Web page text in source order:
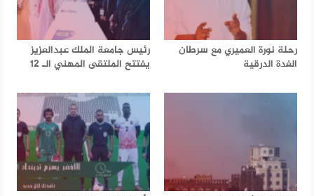
رحلة نورة العميري مع سرطان
الغدة الدرقية
رئيس جامعة الملك عبدالعزيز
يفتتح الملتقى المهني الـ 12